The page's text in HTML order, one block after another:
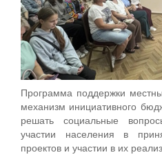
Программа поддержки
механизм инициативного
решать социальные
участии населения в
проектов и участии в их